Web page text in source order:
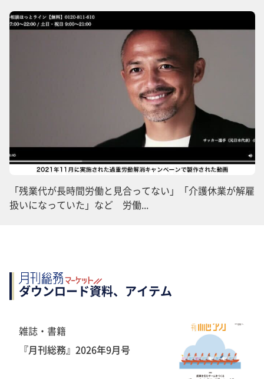
「残業代が長時間労働と見合ってない」「介護休業が解雇
扱いになっていた」など 労働...
ダウンロード資料、アイテム
雑誌・書籍
『月刊総務』2026年9月号